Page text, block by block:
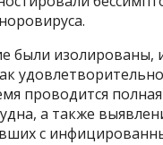
были изолированы,
проводится полная
а также
с